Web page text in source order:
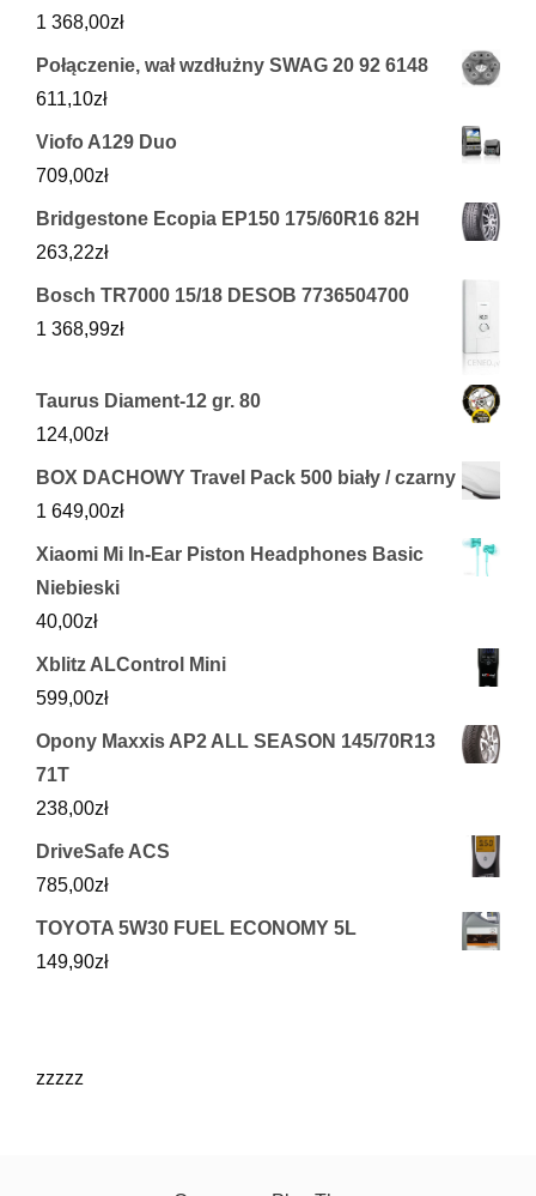
1 368,00zł
Połączenie, wał wzdłużny SWAG 20 92 6148
611,10zł
Viofo A129 Duo
709,00zł
Bridgestone Ecopia EP150 175/60R16 82H
263,22zł
Bosch TR7000 15/18 DESOB 7736504700
1 368,99zł
Taurus Diament-12 gr. 80
124,00zł
BOX DACHOWY Travel Pack 500 biały / czarny
1 649,00zł
Xiaomi Mi In-Ear Piston Headphones Basic
Niebieski
40,00zł
Xblitz ALControl Mini
599,00zł
Opony Maxxis AP2 ALL SEASON 145/70R13
71T
238,00zł
DriveSafe ACS
785,00zł
TOYOTA 5W30 FUEL ECONOMY 5L
149,90zł
zzzzz